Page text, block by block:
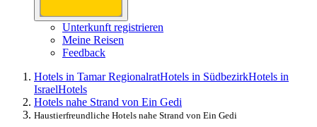
Unterkunft registrieren
Meine Reisen
Feedback
Hotels in Tamar RegionalratHotels in SüdbezirkHotels in
IsraelHotels
Hotels nahe Strand von Ein Gedi
Haustierfreundliche Hotels nahe Strand von Ein Gedi